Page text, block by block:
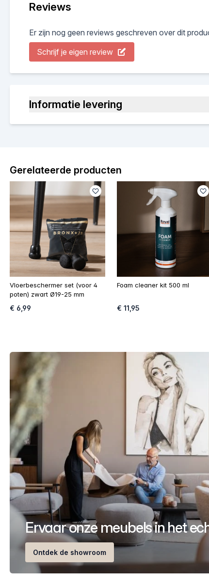
Reviews
Er zijn nog geen reviews geschreven over dit
Schrijf je eigen review
Informatie levering
Gerelateerde producten
Vloerbeschermer set (voor 4
poten) zwart Ø19-25 mm
€ 6,99
Foam cleaner kit 500 ml
€ 11,95
Ervaar onze meubels in het
Ontdek de showroom